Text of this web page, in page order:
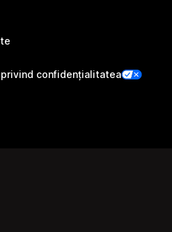
confidențialitatea